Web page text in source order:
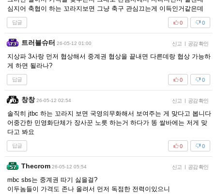
심지어 축협이 하는 꼬라지보면 그냥 축구 관심끄는게 이득인거같은데
답글 0
0
트러블슈터 26-05-12 01:00 신고 공감 확인
지상파 3사랑 먼저 협상해서 중계권 협상을 끝내면 다른데랑 협상 가능하
게 하면 될라나?
답글 0
0
창창 26-05-12 02:54 신고 공감 확인
솔직히 jtbc 하는 꼬라지 보면 국영의무화해서 보여주는 게 맞다고 봅니다
어중간한 민영화단체가 장사꾼 노릇 하는거 하다가 똥 쌀바에는 저게 맞
다고 봐요
답글 0
0
Thecrom 26-05-12 05:54 신고 공감 확인
mbc sbs는 중계권 따기 싫을걸?
이두놈들이 가격도 존나 올려서 먼저 독점한 전력이있으니